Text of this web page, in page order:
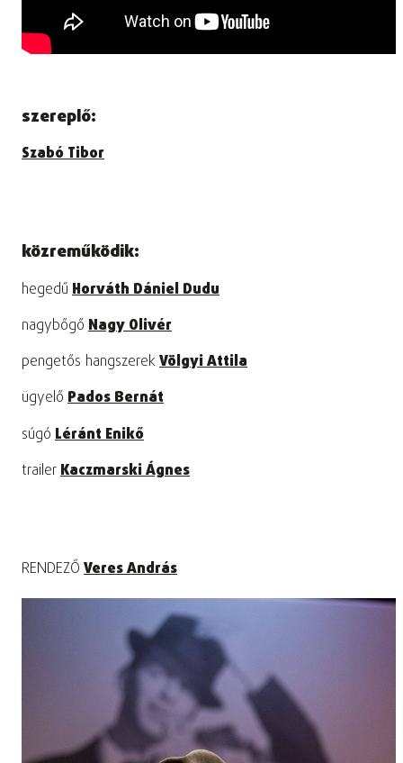
szereplő:
Szabó Tibor
közreműködik:
hegedű Horváth Dániel Dudu
nagybőgő Nagy Olivér
pengetős hangszerekVölgyi Attila
ügyelő Pados Bernát
súgó Léránt Enikő
trailerKaczmarski Ágnes
RENDEZŐ Veres András